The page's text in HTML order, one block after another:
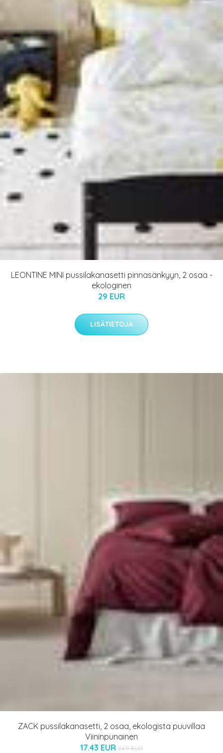
LEONTINE MINI pussilakanasetti pinnasänkyyn, 2 osaa -
ekologinen
29 EUR
LISÄTIETOJA
ZACK pussilakanasetti, 2 osaa, ekologista puuvillaa
Viininpunainen
17.43 EUR 24.9 EUR